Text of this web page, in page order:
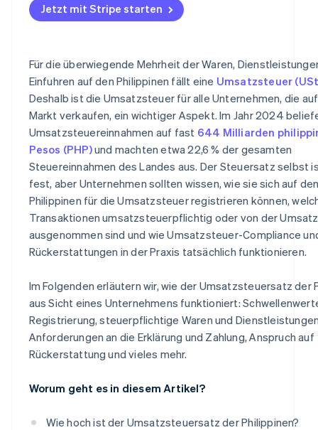
Jetzt mit Stripe starten
Für die überwiegende Mehrheit der Waren,
Einfuhren auf den Philippinen fällt eine Umsatzsteuer
Deshalb ist die Umsatzsteuer für alle Unternehmen, die
Markt verkaufen, ein wichtiger Aspekt. Im Jahr 2024
Umsatzsteuereinnahmen auf fast 644 Milliarden
Pesos (PHP)und machten etwa 22,6 % der gesamten
Steuereinnahmen des Landes aus. Der Steuersatz selbst
fest, aber Unternehmen sollten wissen, wie sie sich auf
Philippinen für die Umsatzsteuer registrieren können,
Transaktionen umsatzsteuerpflichtig oder von der
ausgenommen sind und wie Umsatzsteuer-Compliance
Rückerstattungen in der Praxis tatsächlich funktionieren.
Im Folgenden erläutern wir, wie der Umsatzsteuersatz der
aus Sicht eines Unternehmens funktioniert:
Registrierung, steuerpflichtige Waren und
Anforderungen an die Erklärung und Zahlung, Anspruch auf
Rückerstattung und vieles mehr.
Worum geht es in diesem Artikel?
Wie hoch ist der Umsatzsteuersatz der Philippinen?